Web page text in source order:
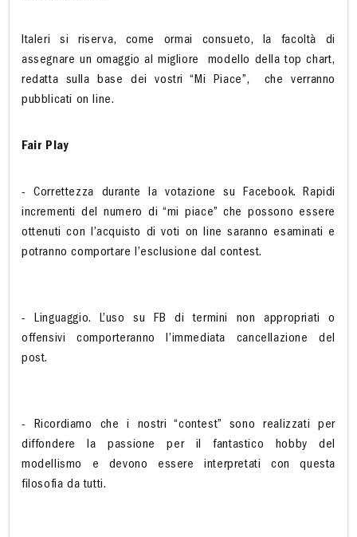
Italeri si riserva, come ormai consueto, la facoltà di
assegnare un omaggio al migliore modello della top chart,
redatta sulla base dei vostri “Mi Piace”, che verranno
pubblicati on line.
Fair Play
- Correttezza durante la votazione su Facebook. Rapidi
incrementi del numero di “mi piace” che possono essere
ottenuti con l’acquisto di voti on line saranno esaminati e
potranno comportare l’esclusione dal contest.
- Linguaggio. L’uso su FB di termini non appropriati o
offensivi comporteranno l’immediata cancellazione del
post.
- Ricordiamo che i nostri “contest” sono realizzati per
diffondere la passione per il fantastico hobby del
modellismo e devono essere interpretati con questa
filosofia da tutti.